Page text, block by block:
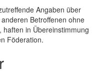
Angaben über
Betroffenen ohne
in Übereinstimmung
Föderation.